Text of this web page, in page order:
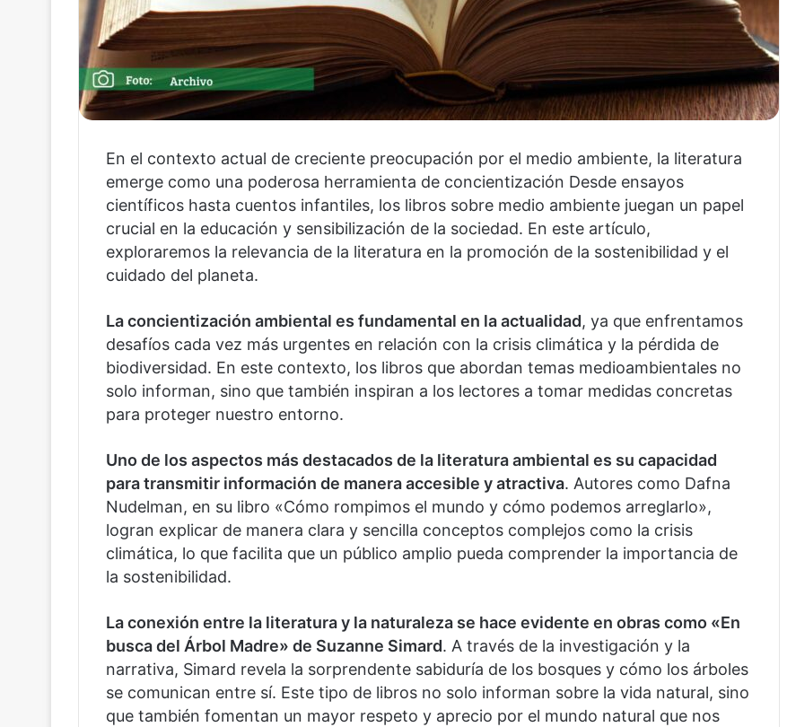
En el contexto actual de creciente preocupación por el medio ambiente, la literatura
emerge como una poderosa herramienta de concientización Desde ensayos
científicos hasta cuentos infantiles, los libros sobre medio ambiente juegan un papel
crucial en la educación y sensibilización de la sociedad. En este artículo,
exploraremos la relevancia de la literatura en la promoción de la sostenibilidad y el
cuidado del planeta.
La concientización ambiental es fundamental en la actualidad, ya que enfrentamos
desafíos cada vez más urgentes en relación con la crisis climática y la pérdida de
biodiversidad. En este contexto, los libros que abordan temas medioambientales no
solo informan, sino que también inspiran a los lectores a tomar medidas concretas
para proteger nuestro entorno.
Uno de los aspectos más destacados de la literatura ambiental es su capacidad
para transmitir información de manera accesible y atractiva. Autores como Dafna
Nudelman, en su libro «Cómo rompimos el mundo y cómo podemos arreglarlo»,
logran explicar de manera clara y sencilla conceptos complejos como la crisis
climática, lo que facilita que un público amplio pueda comprender la importancia de
la sostenibilidad.
La conexión entre la literatura y la naturaleza se hace evidente en obras como «En
busca del Árbol Madre» de Suzanne Simard. A través de la investigación y la
narrativa, Simard revela la sorprendente sabiduría de los bosques y cómo los árboles
se comunican entre sí. Este tipo de libros no solo informan sobre la vida natural, sino
que también fomentan un mayor respeto y aprecio por el mundo natural que nos